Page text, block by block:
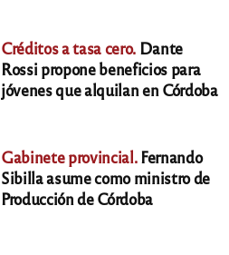
Créditos a tasa cero. Dante
Rossi propone beneficios para
jóvenes que alquilan en Córdoba
Gabinete provincial.Fernando
Sibilla asume como ministro de
Producción de Córdoba